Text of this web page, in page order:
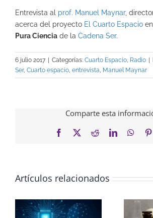
Entrevista al prof. Manuel Maynar,
acerca del proyecto El Cuarto Espacio
Pura Ciencia de la Cadena Ser.
6 julio 2017 Categorías: Cuarto Espacio, Radio
Ser, Cuarto espacio, entrevista, Manuel Maynar
Comparte esta
Facebook RedditLinkedIn
Artículos relacionados